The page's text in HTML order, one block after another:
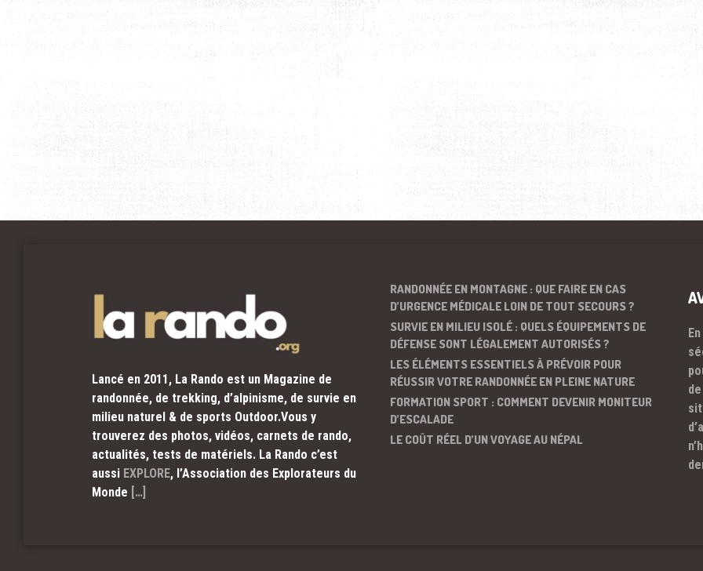
Lancé en 2011, La Rando est un Magazine de
randonnée, de trekking, d’alpinisme, de survie en
milieu naturel & de sports Outdoor.Vous y
trouverez des photos, vidéos, carnets de rando,
actualités, tests de matériels. La Rando c’est
aussi EXPLORE, l’Association des Explorateurs du
Monde […]
RANDONNÉE EN MONTAGNE : QUE FAIRE EN CAS
D’URGENCE MÉDICALE LOIN DE TOUT SECOURS ?
SURVIE EN MILIEU ISOLÉ : QUELS ÉQUIPEMENTS DE
DÉFENSE SONT LÉGALEMENT AUTORISÉS ?
LES ÉLÉMENTS ESSENTIELS À PRÉVOIR POUR
RÉUSSIR VOTRE RANDONNÉE EN PLEINE NATURE
FORMATION SPORT : COMMENT DEVENIR MONITEUR
D’ESCALADE
LE COÛT RÉEL D’UN VOYAGE AU NÉPAL